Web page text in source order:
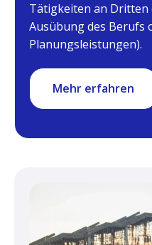
Tätigkeiten an Dritten
Ausübung des Berufs
Planungsleistungen).
Mehr erfahren